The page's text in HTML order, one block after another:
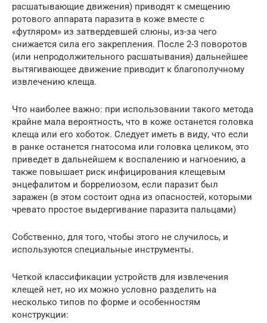
расшатывающие движения) приводят к смещению
ротового аппарата паразита в коже вместе с
«футляром» из затвердевшей слюны, из-за чего
снижается сила его закрепления. После 2-3 поворотов
(или непродолжительного расшатывания) дальнейшее
вытягивающее движение приводит к благополучному
извлечению клеща.
Что наиболее важно: при использовании такого метода
крайне мала вероятность, что в коже останется головка
клеща или его хоботок. Следует иметь в виду, что если
в ранке останется гнатосома или головка целиком, это
приведет в дальнейшем к воспалению и нагноению, а
также повышает риск инфицирования клещевым
энцефалитом и боррелиозом, если паразит был
заражен (в этом состоит одна из опасностей, которыми
чревато простое выдергивание паразита пальцами)
Собственно, для того, чтобы этого не случилось, и
используются специальные инструменты.
Четкой классификации устройств для извлечения
клещей нет, но их можно условно разделить на
несколько типов по форме и особенностям
конструкции: